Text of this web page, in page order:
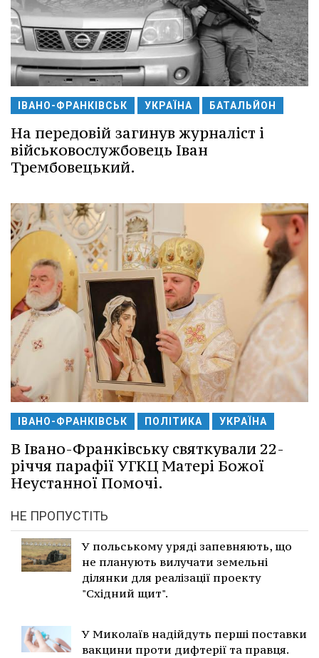
ІВАНО-ФРАНКІВСЬК УКРАЇНА БАТАЛЬЙОН
На передовій загинув журналіст і
військовослужбовець Іван
Трембовецький.
ІВАНО-ФРАНКІВСЬК ПОЛІТИКА УКРАЇНА
В Івано-Франківську святкували 22-
річчя парафії УГКЦ Матері Божої
Неустанної Помочі.
НЕ ПРОПУСТІТЬ
У польському уряді запевняють, що
не планують вилучати земельні
ділянки для реалізації проекту
"Східний щит".
У Миколаїв надійдуть перші поставки
вакцини проти дифтерії та правця.